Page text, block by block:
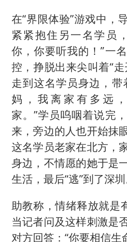
在“界限体验”游戏中，
紧紧抱住另一名学员
你，你要听我的！”一
控，挣脱出来尖叫着“
走到这名学员身边，带
妈，我离家有多远
家。”学员呜咽着说完
来，旁边的人也开始抹
这名学员老家在北方，
身边，不情愿的她于是
生活，最后“逃”到了深圳
助教称，情绪释放就是
当记者问及这样刺激是
对方回答：“你要相信生